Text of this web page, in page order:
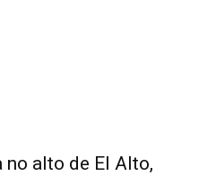
no alto de El Alto,